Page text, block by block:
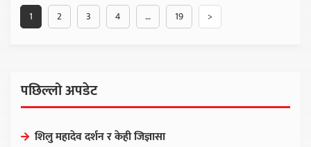
1 2 3 4 … 19 >
पछिल्लो अपडेट
शिलु महादेव दर्शन र केही जिज्ञासा